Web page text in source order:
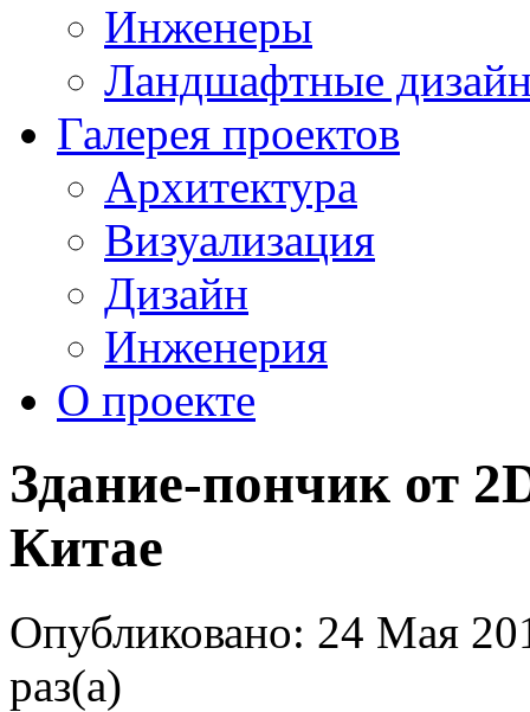
Инженеры
Ландшафтные
Галерея проектов
Архитектура
Визуализация
Дизайн
Инженерия
О проекте
Здание-пончик от
Китае
Опубликовано: 24 Мая
раз(а)